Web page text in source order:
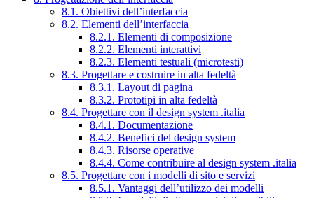
8.1. Obiettivi dell’interfaccia
8.2. Elementi dell’interfaccia
8.2.1. Elementi di composizione
8.2.2. Elementi interattivi
8.2.3. Elementi testuali (microtesti)
8.3. Progettare e costruire in alta fedeltà
8.3.1. Layout di pagina
8.3.2. Prototipi in alta fedeltà
8.4. Progettare con il design system .italia
8.4.1. Documentazione
8.4.2. Benefici del design system
8.4.3. Risorse operative
8.4.4. Come contribuire al design system .italia
8.5. Progettare con i modelli di sito e servizi
8.5.1. Vantaggi dell’utilizzo dei modelli